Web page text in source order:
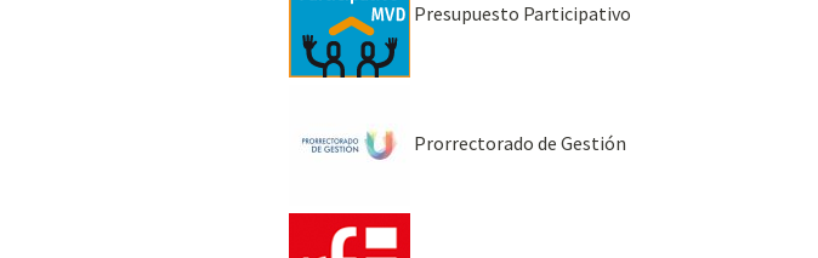
Presupuesto Participativo
Prorrectorado de Gestión